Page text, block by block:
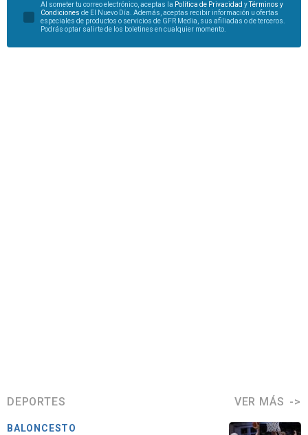
Al someter tu correo electrónico, aceptas la Política de Privacidad yTérminos y
Condiciones de El Nuevo Día. Además, aceptas recibir información u ofertas
especiales de productos o servicios de GFR Media, sus afiliadas o de terceros.
Podrás optar salirte de los boletines en cualquier momento.
DEPORTES VER MÁS
BALONCESTO